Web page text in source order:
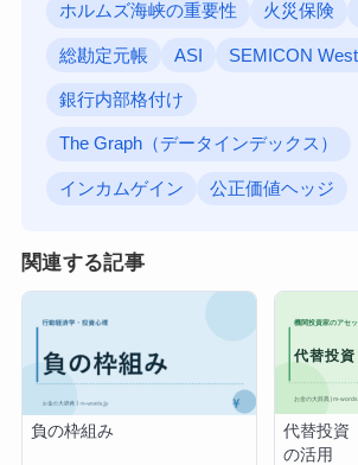
ホルムズ海峡の重要性 火災保険
総勘定元帳 ASI SEMICON West
銀行内部格付け
The Graph（データインデックス）
インカムゲイン 公正価値ヘッジ
関連する記事
負の枠組み
代替投資
の活用